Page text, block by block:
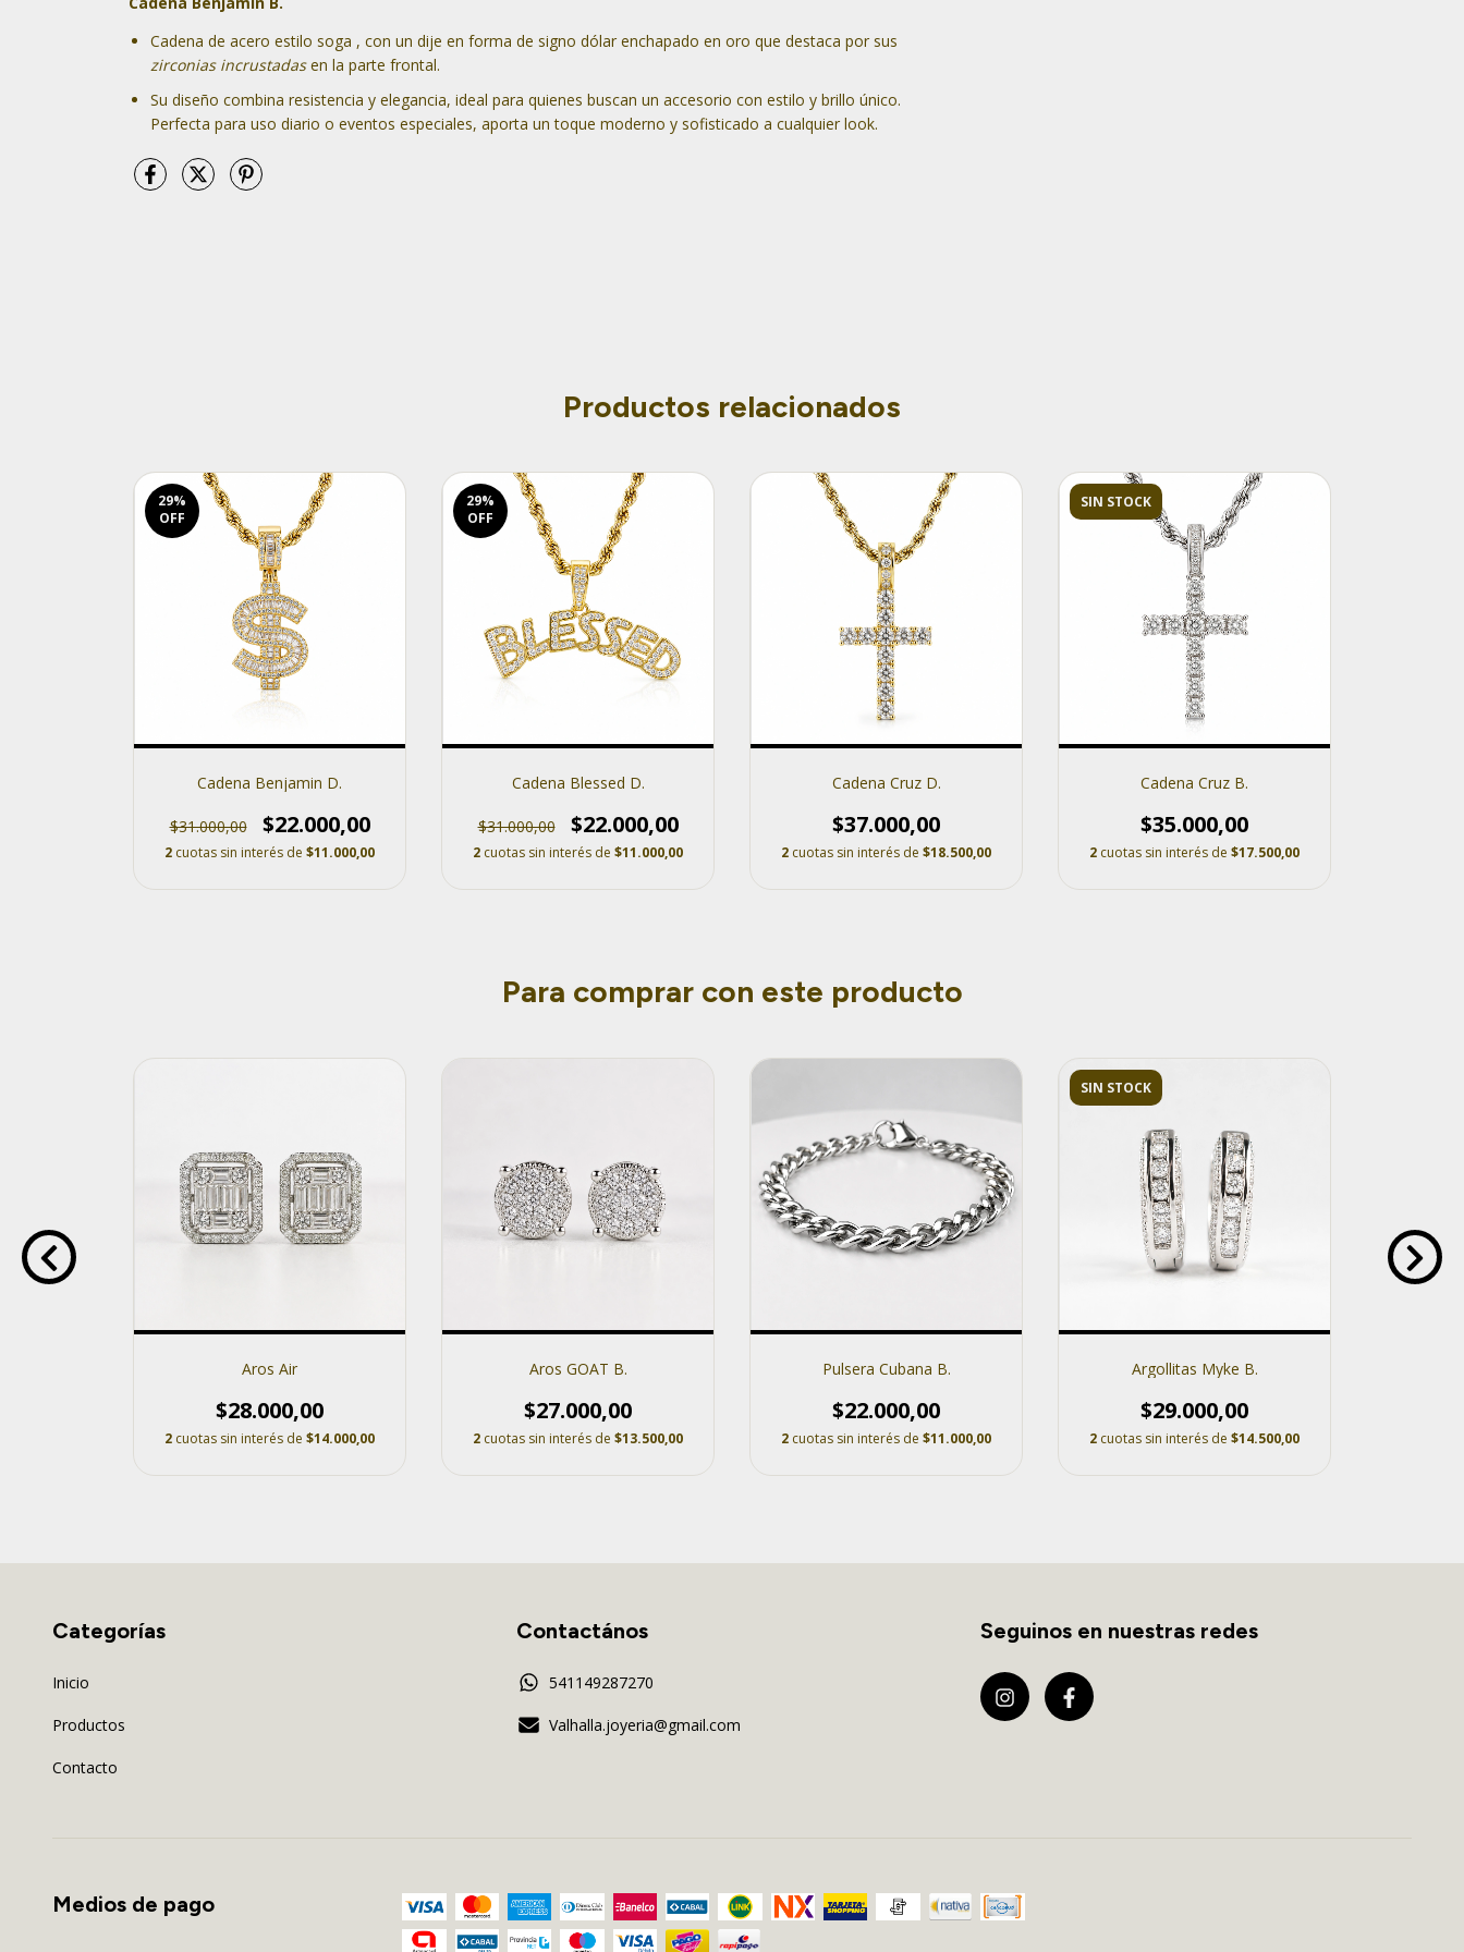
Cadena de acero estilo soga , con un dije en forma de signo dólar enchapado en oro que destaca por sus
zirconias incrustadasen la parte frontal.
Su diseño combina resistencia y elegancia, ideal para quienes buscan un accesorio con estilo y brillo único.
Perfecta para uso diario o eventos especiales, aporta un toque moderno y sofisticado a cualquier look.
Productos relacionados
29%
OFF
Cadena Benjamin D.
$31.000,00 $22.000,00
2 cuotas sin interés de $11.000,00
29%
OFF
Cadena Blessed D.
$31.000,00 $22.000,00
2 cuotas sin interés de $11.000,00
Cadena Cruz D.
$37.000,00
2 cuotas sin interés de $18.500,00
SIN STOCK
Cadena Cruz B.
$35.000,00
2 cuotas sin interés de $17.500,00
Para comprar con este producto
Aros Air
$28.000,00
2 cuotas sin interés de $14.000,00
Aros GOAT B.
$27.000,00
2 cuotas sin interés de $13.500,00
Pulsera Cubana B.
$22.000,00
2 cuotas sin interés de $11.000,00
SIN STOCK
Argollitas Myke B.
$29.000,00
2 cuotas sin interés de $14.500,00
Categorías
Inicio
Productos
Contacto
Contactános
541149287270
Valhalla.joyeria@gmail.com
Seguinos en nuestras redes
Medios de pago